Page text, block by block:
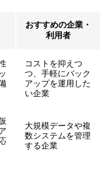
おすすめの企業・
利用者
コストを抑えつ
つ、手軽にバック
アップを運用した
い企業
大規模データや複
数システムを管理
する企業